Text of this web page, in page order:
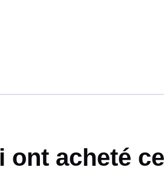
ont acheté